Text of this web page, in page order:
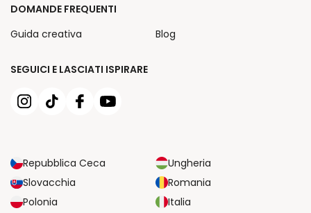
SEGUICI E LASCIATI ISPIRARE
Repubblica Ceca
Ungheria
Slovacchia
Romania
Polonia
Italia
DOMANDE FREQUENTI
Guida creativa
Blog